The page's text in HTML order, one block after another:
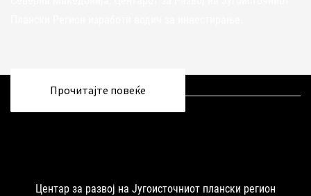
Прочитајте повеќе
Центар за развој на Југоисточниот плански регион